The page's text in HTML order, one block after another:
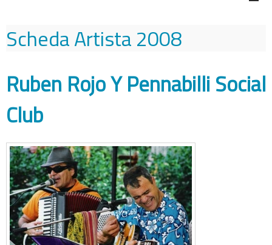
Scheda Artista2008
Ruben Rojo Y Pennabilli Social
Club